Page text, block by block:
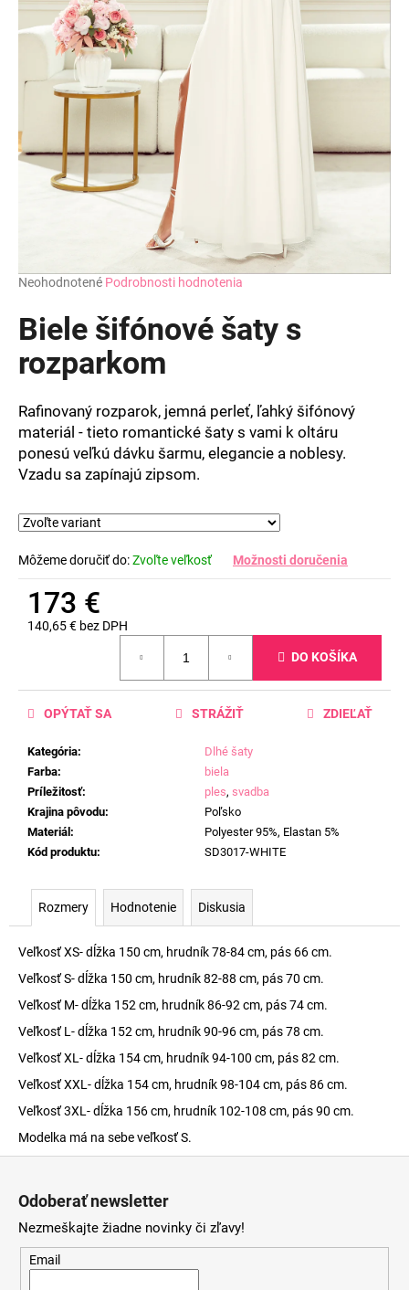
Priemerné
produktu
je
hviezdičiek.
Neohodnotené Podrobnosti hodnotenia
Biele šifónové šaty s
rozparkom
Rafinovaný rozparok, jemná perleť, ľahký šifónový
materiál - tieto romantické šaty s vami k oltáru
ponesú veľkú dávku šarmu, elegancie a noblesy.
Vzadu sa zapínajú zipsom.
Môžeme doručiť do:Zvoľte veľkosť Možnosti doručenia
173 €
140,65 € bez DPH
DO KOŠÍKA
Kategória:
Dlhé šaty
Farba:
biela
Príležitosť: ples, svadba
Krajina pôvodu:
Poľsko
Materiál:
Polyester 95%, Elastan 5%
Kód produktu: SD3017-WHITE
OPÝTAŤ SA STRÁŽIŤ ZDIEĽAŤ
Rozmery Hodnotenie Diskusia
Veľkosť XS- dĺžka 150 cm, hrudník 78-84 cm, pás 66 cm.
Veľkosť S- dĺžka 150 cm, hrudník 82-88 cm, pás 70 cm.
Veľkosť M- dĺžka 152 cm, hrudník 86-92 cm, pás 74 cm.
Veľkosť L- dĺžka 152 cm, hrudník 90-96 cm, pás 78 cm.
Veľkosť XL- dĺžka 154 cm, hrudník 94-100 cm, pás 82 cm.
Veľkosť XXL- dĺžka 154 cm, hrudník 98-104 cm, pás 86 cm.
Veľkosť 3XL- dĺžka 156 cm, hrudník 102-108 cm, pás 90 cm.
Modelka má na sebe veľkosť S.
Odoberať newsletter
Nezmeškajte žiadne novinky či zľavy!
Email